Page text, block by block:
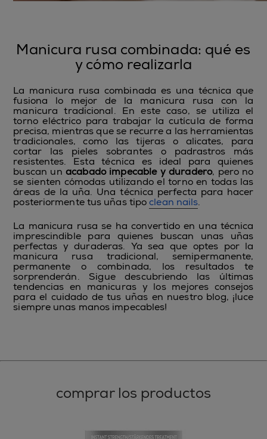
Manicura rusa combinada: qué es
y cómo realizarla
La manicura rusa combinada es una técnica que
fusiona lo mejor de la manicura rusa con la
manicura tradicional. En este caso, se utiliza el
torno eléctrico para trabajar la cutícula de forma
precisa, mientras que se recurre a las herramientas
tradicionales, como las tijeras o alicates, para
cortar las pieles sobrantes o padrastros más
resistentes. Esta técnica es ideal para quienes
buscan unacabado impecable y duradero, pero no
se sienten cómodas utilizando el torno en todas las
áreas de la uña. Una técnica perfecta para hacer
posteriormente tus uñas tipoclean nails.
La manicura rusa se ha convertido en una técnica
imprescindible para quienes buscan unas uñas
perfectas y duraderas. Ya sea que optes por la
manicura rusa tradicional, semipermanente,
permanente o combinada, los resultados te
sorprenderán. Sigue descubriendo las últimas
tendencias en manicuras y los mejores consejos
para el cuidado de tus uñas en nuestro blog, ¡luce
siempre unas manos impecables!
comprar los productos